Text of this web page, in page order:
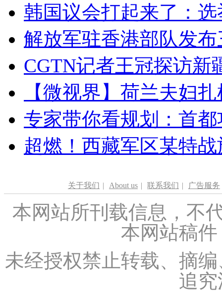
韩国议会打起来了：
解放军驻香港部队发
CGTN记者王冠探访新
【微视界】荷兰夫妇
专家带你看规划：首
超燃！西藏军区某特
关于我们 | About us | 联系我们 | 广告服务
本网站所刊载信息，不
本网站稿
未经授权禁止转载、摘
追